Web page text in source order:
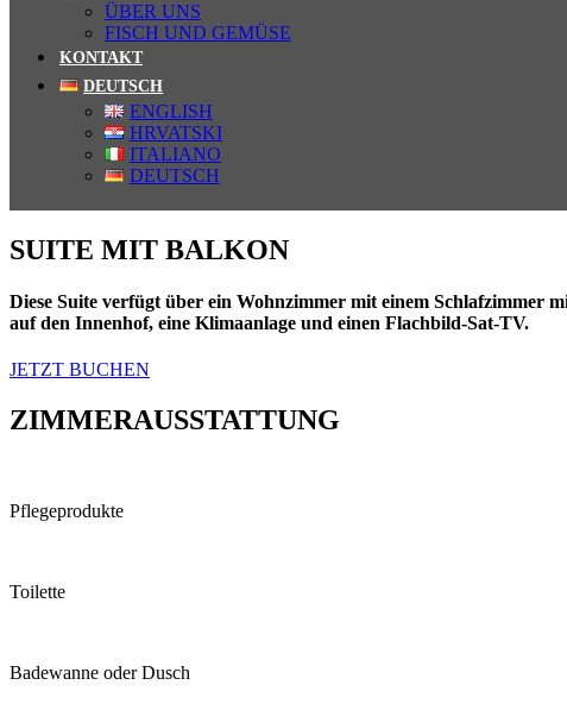
ÜBER UNS
FISCH UND GEMÜSE
KONTAKT
DEUTSCH
ENGLISH
HRVATSKI
ITALIANO
DEUTSCH
SUITE MIT BALKON
Diese Suite verfügt über ein Wohnzimmer mit einem Schlafzimmer
auf den Innenhof, eine Klimaanlage und einen Flachbild-Sat-TV.
JETZT BUCHEN
ZIMMERAUSSTATTUNG
Pflegeprodukte
Toilette
Badewanne oder Dusch